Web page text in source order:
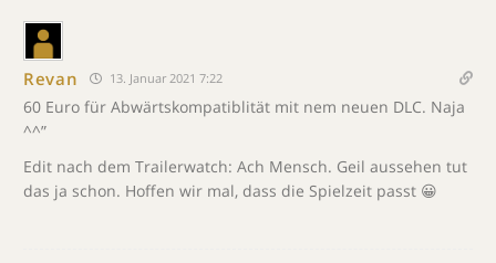
Revan 13. Januar 2021 7:22
60 Euro für Abwärtskompatiblität mit nem neuen DLC. Naja
^^”
Edit nach dem Trailerwatch: Ach Mensch. Geil aussehen tut
das ja schon. Hoffen wir mal, dass die Spielzeit passt 😀